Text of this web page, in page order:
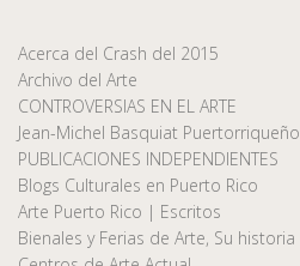
Acerca del Crash del 2015
Archivo del Arte
CONTROVERSIAS EN EL ARTE
Jean-Michel Basquiat Puertorriqueño
PUBLICACIONES INDEPENDIENTES
Blogs Culturales en Puerto Rico
Arte Puerto Rico | Escritos
Bienales y Ferias de Arte, Su historia